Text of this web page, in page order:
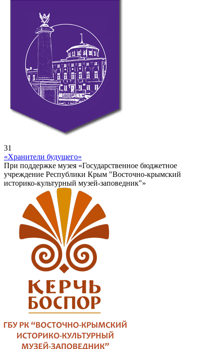
31
«Хранители будущего»
При поддержке музея «Государственное бюджетное
учреждение Республики Крым "Восточно-крымский
историко-культурный музей-заповедник"»